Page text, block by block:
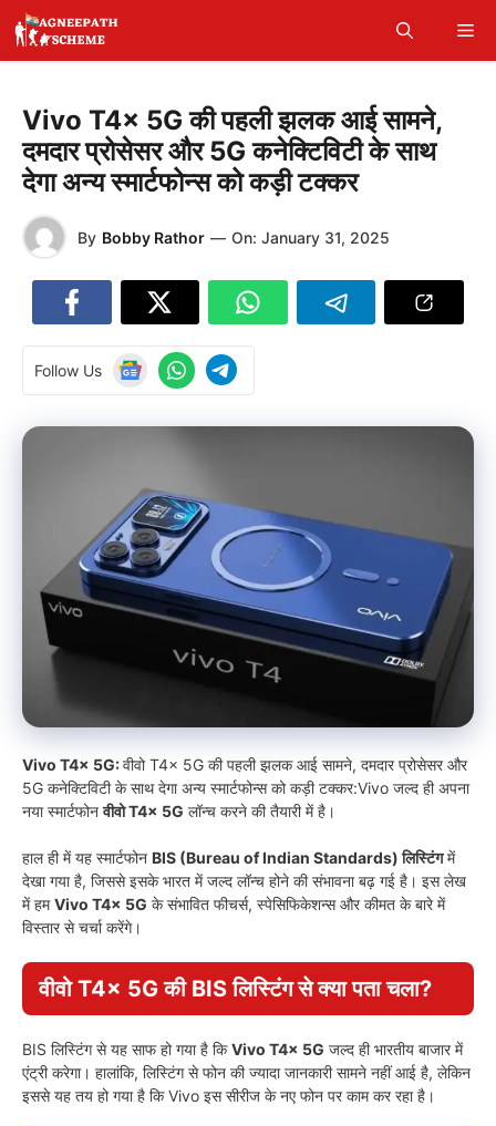
Skip
content
Vivo T4x 5G की पहली झलक आई सामने,
दमदार प्रोसेसर और 5G कनेक्टिविटी के साथ
देगा अन्य स्मार्टफोन्स को कड़ी टक्कर
By Bobby Rathor — On: January 31, 2025
Follow Us
Vivo T4x 5G:वीवो T4x 5G की पहली झलक आई सामने, दमदार प्रोसेसर और
5G कनेक्टिविटी के साथ देगा अन्य स्मार्टफोन्स को कड़ी टक्कर:Vivo जल्द ही अपना
नया स्मार्टफोनवीवो T4x 5G लॉन्च करने की तैयारी में है।
हाल ही में यह स्मार्टफोन BIS (Bureau of Indian Standards) लिस्टिंगमें
देखा गया है, जिससे इसके भारत में जल्द लॉन्च होने की संभावना बढ़ गई है। इस लेख
में हमVivo T4x 5G के संभावित फीचर्स, स्पेसिफिकेशन्स और कीमत के बारे में
विस्तार से चर्चा करेंगे।
वीवो T4x 5G की BIS लिस्टिंग से क्या पता चला?
BIS लिस्टिंग से यह साफ हो गया है किVivo T4x 5G जल्द ही भारतीय बाजार में
एंट्री करेगा। हालांकि, लिस्टिंग से फोन की ज्यादा जानकारी सामने नहीं आई है, लेकिन
इससे यह तय हो गया है कि Vivo इस सीरीज के नए फोन पर काम कर रहा है।